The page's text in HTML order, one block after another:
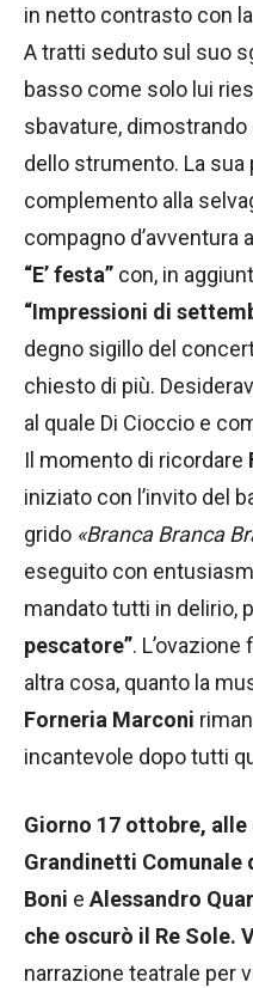
in netto contrasto con
A tratti seduto sul suo
basso come solo lui
sbavature,
dello strumento. La
complemento alla
compagno d’avventura
“E’ festa” con, in
“Impressioni di
degno sigillo del
chiesto di più.
al quale Di Cioccio e
Il momento di ricordare
iniziato con l’invito del
grido «Branca Branca
eseguito con
mandato tutti in delirio,
pescatore”.
altra cosa, quanto la
Forneria Marconi
incantevole dopo tutti
Giorno 17 ottobre, alle
Grandinetti Comunale
Boni e Alessandro
che oscurò il Re Sole.
narrazione teatrale per